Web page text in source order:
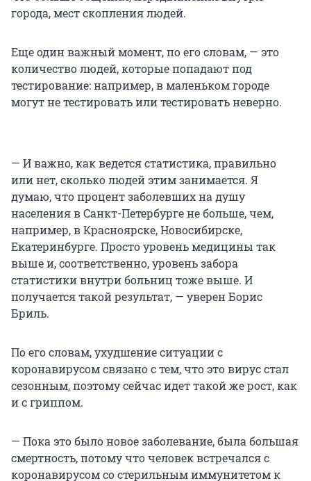
города, мест скопления людей.
Еще один важный момент, по его словам, — это
количество людей, которые попадают под
тестирование: например, в маленьком городе
могут не тестировать или тестировать неверно.
— И важно, как ведется статистика, правильно
или нет, сколько людей этим занимается. Я
думаю, что процент заболевших на душу
населения в Санкт-Петербурге не больше, чем,
например, в Красноярске, Новосибирске,
Екатеринбурге. Просто уровень медицины так
выше и, соответственно, уровень забора
статистики внутри больниц тоже выше. И
получается такой результат, — уверен Борис
Бриль.
По его словам, ухудшение ситуации с
коронавирусом связано с тем, что это вирус стал
сезонным, поэтому сейчас идет такой же рост, как
и с гриппом.
— Пока это было новое заболевание, была большая
смертность, потому что человек встречался с
коронавирусом со стерильным иммунитетом к